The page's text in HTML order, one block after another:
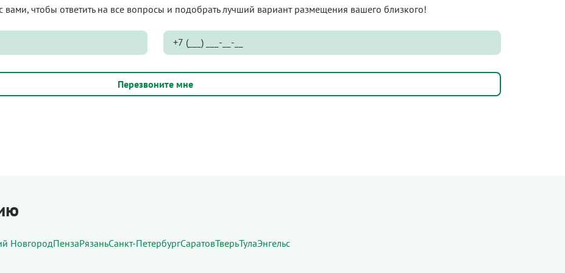
вами, чтобы ответить на все вопросы и подобрать лучший вариант размещения вашего близкого!
НовгородПензаРязаньСанкт-ПетербургСаратовТверьТулаЭнгельс